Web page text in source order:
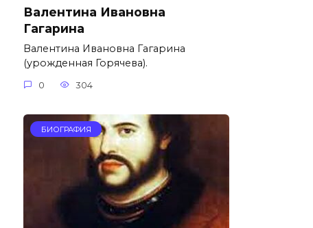
Валентина Ивановна
Гагарина
Валентина Ивановна Гагарина
(урожденная Горячева).
0 304
БИОГРАФИЯ